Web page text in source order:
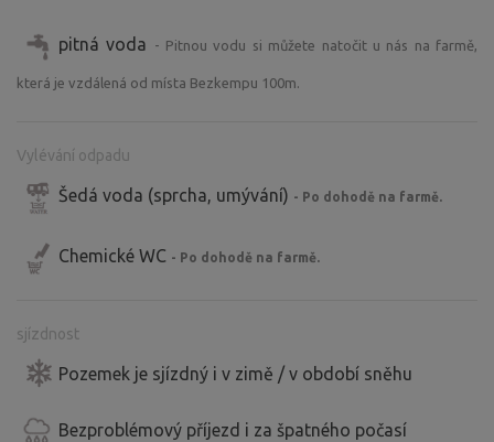
pitná voda - Pitnou vodu si můžete natočit u nás na farmě,
která je vzdálená od místa Bezkempu 100m.
Vylévání odpadu
Šedá voda (sprcha, umývání) - Po dohodě na farmě.
Chemické WC - Po dohodě na farmě.
sjízdnost
Pozemek je sjízdný i v zimě / v období sněhu
Bezproblémový příjezd i za špatného počasí